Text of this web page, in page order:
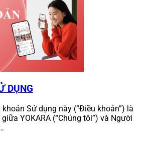
DỤNG
Sử dụng này (“Điều khoản”) là
YOKARA (“Chúng tôi”) và Người